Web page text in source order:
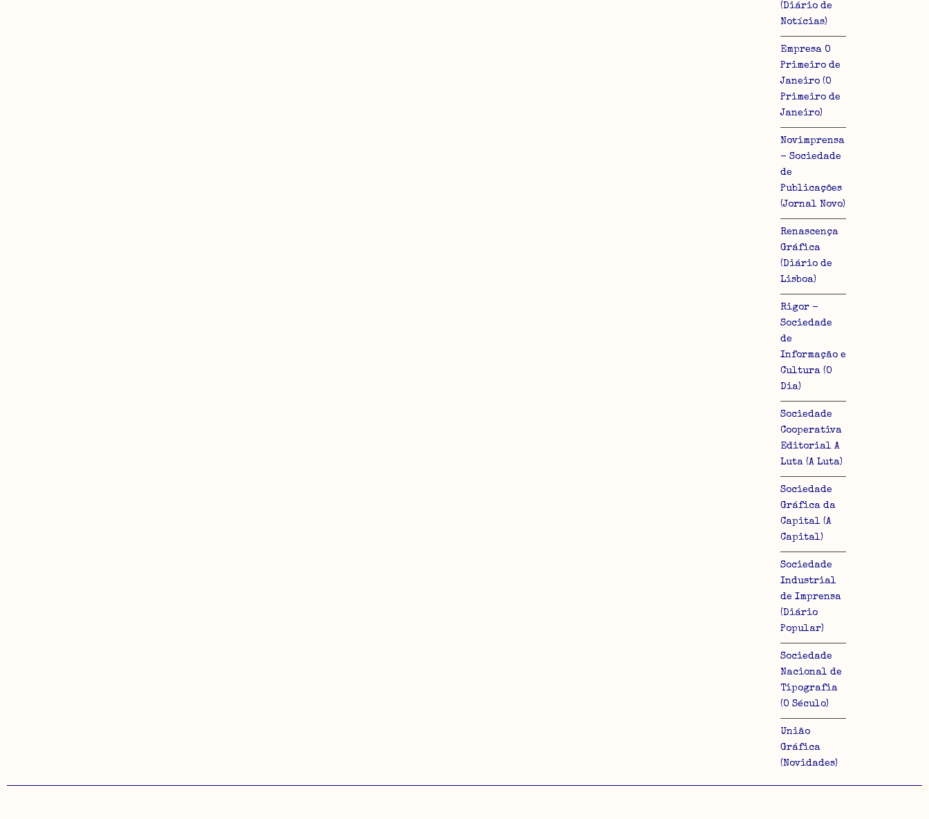
(Diário de
Notícias)
Empresa O
Primeiro de
Janeiro (O
Primeiro de
Janeiro)
Novimprensa
- Sociedade
de
Publicações
(Jornal Novo)
Renascença
Gráfica
(Diário de
Lisboa)
Rigor -
Sociedade
de
Informação e
Cultura (O
Dia)
Sociedade
Cooperativa
Editorial A
Luta (A Luta)
Sociedade
Gráfica da
Capital (A
Capital)
Sociedade
Industrial
de Imprensa
(Diário
Popular)
Sociedade
Nacional de
Tipografia
(O Século)
União
Gráfica
(Novidades)